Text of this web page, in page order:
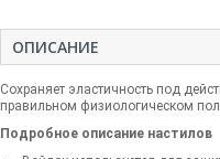
ОПИСАНИЕ
Сохраняет эластичность под
правильном физиологическом
Подробное описание настилов